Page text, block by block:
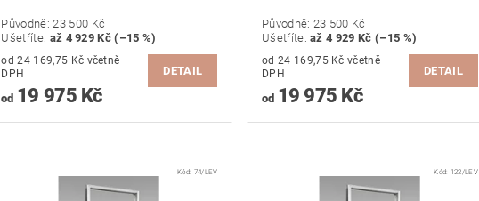
Původně:23 500 Kč
Ušetříte: až 4 929 Kč (–15 %)
od 24 169,75 Kč včetně
DPH
od19 975 Kč
DETAIL
Původně: 23 500 Kč
Ušetříte:až 4 929 Kč (–15 %)
od 24 169,75 Kč včetně
DPH
od19 975 Kč
DETAIL
Kód: 74/LEV Kód: 122/LEV